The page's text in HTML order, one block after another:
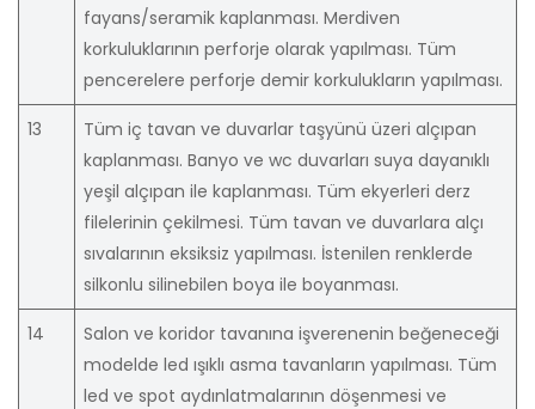
fayans/seramik kaplanması. Merdiven
korkuluklarının perforje olarak yapılması. Tüm
pencerelere perforje demir korkulukların yapılması.
13
Tüm iç tavan ve duvarlar taşyünü üzeri alçıpan
kaplanması. Banyo ve wc duvarları suya dayanıklı
yeşil alçıpan ile kaplanması. Tüm ekyerleri derz
filelerinin çekilmesi. Tüm tavan ve duvarlara alçı
sıvalarının eksiksiz yapılması. İstenilen renklerde
silkonlu silinebilen boya ile boyanması.
14
Salon ve koridor tavanına işverenenin beğeneceği
modelde led ışıklı asma tavanların yapılması. Tüm
led ve spot aydınlatmalarının döşenmesi ve